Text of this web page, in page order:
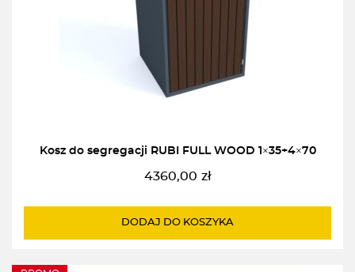
Kosz do segregacji RUBI FULL WOOD 1×35+4×70
4360,00 zł
DODAJ DO KOSZYKA